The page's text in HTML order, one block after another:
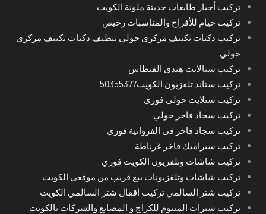
تركيب أحبار طابعات حديثة ملونة الكويت
تركيب خيام للأفراح والمناسبات رخيص
تركيب دكتات تكييف مركزي حولي تنظيف دكتات تكييف مركزي
حولي
تركيب ستالايت هندي الفنطاس
تركيب ستاند تلفزيون الكويت50355377
تركيب ستلايت حولي فوري
تركيب سجاد فاخر حولي
تركيب سجاد فاخر في الفروانية فوري
تركيب سيراميك فاخر غرناطة
تركيب شاشات وتلفزيون الكويت فوري
تركيب شاشات وتلفزيونات بيع قريب من موقعي الكويت
تركيب شتر السالمي تركيب أقفال شتر السالمي الكويت
تركيب شترات المنيوم للكراج و المصانع والشركات بالكويت